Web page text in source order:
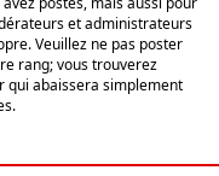
et administrateurs
Veuillez ne pas poster
rang; vous trouverez
qui abaissera simplement